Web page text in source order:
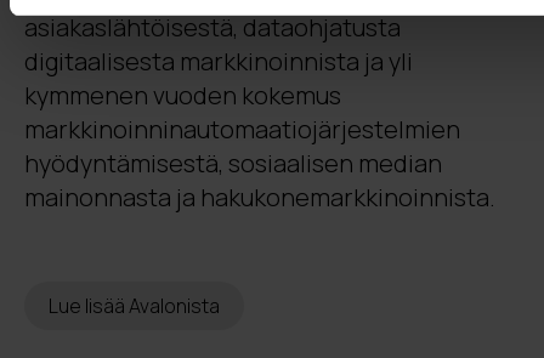
asiakaslähtöisestä, dataohjatusta
digitaalisesta markkinoinnista ja yli
kymmenen vuoden kokemus
markkinoinninautomaatiojärjestelmien
hyödyntämisestä, sosiaalisen median
mainonnasta ja hakukonemarkkinoinnista.
Lue lisää Avalonista